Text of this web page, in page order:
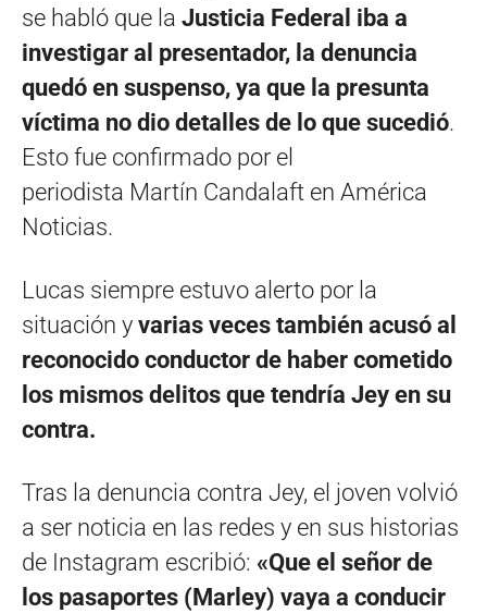
se habló que la Justicia Federal iba a
investigar al presentador, la denuncia
quedó en suspenso, ya que la presunta
víctima no dio detalles de lo que sucedió.
Esto fue confirmado por el
periodista Martín Candalaft en América
Noticias.
Lucas siempre estuvo alerto por la
situación y varias veces también acusó al
reconocido conductor de haber cometido
los mismos delitos que tendría Jey en su
contra.
Tras la denuncia contra Jey, el joven volvió
a ser noticia en las redes y en sus historias
de Instagram escribió: «Que el señor de
los pasaportes (Marley) vaya a conducir